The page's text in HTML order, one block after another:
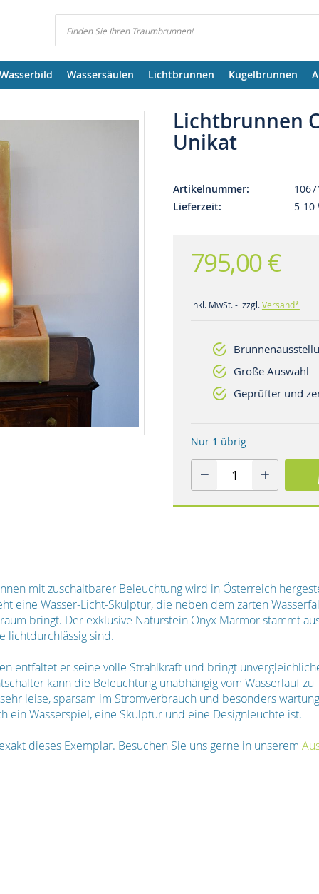
Suchen
Wasserbild Wassersäulen Lichtbrunnen Kugelbrunnen
Lichtbrunnen
Unikat
Artikelnummer
Lieferzeit
5-10
795,00 €
inkl. MwSt. - zzgl.Versand*
Große Auswahl
Geprüfter und
Nur 1 übrig
mit zuschaltbarer Beleuchtung wird in Österreich
eine Wasser-Licht-Skulptur, die neben dem zarten
bringt. Der exklusive Naturstein Onyx Marmor stammt
lichtdurchlässig sind.
entfaltet er seine volle Strahlkraft und bringt
kann die Beleuchtung unabhängig vom Wasserlauf
leise, sparsam im Stromverbrauch und besonders
ein Wasserspiel, eine Skulptur und eine Designleuchte ist.
dieses Exemplar. Besuchen Sie uns gerne in unserem